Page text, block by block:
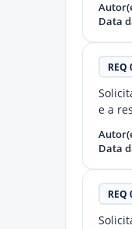
Data
REQ
e a
Data
REQ